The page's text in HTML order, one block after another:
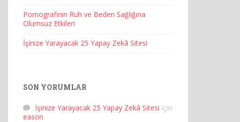
Pornografinin Ruh ve Beden Sağlığına
Olumsuz Etkileri
İşinize Yarayacak 25 Yapay Zekâ Sitesi
SON YORUMLAR
İşinize Yarayacak 25 Yapay Zekâ Sitesi için
eason